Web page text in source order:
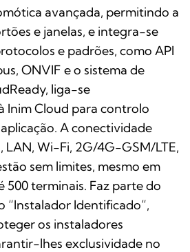
avançada, permitindo a
e janelas, e integra-se
e padrões, como API
ONVIF e o sistema de
liga-se
Inim Cloud para controlo
A conectividade
LAN, Wi-Fi, 2G/4G-GSM/LTE,
sem limites, mesmo em
500 terminais. Faz parte do
“Instalador Identificado”,
os instaladores
lhes exclusividade no